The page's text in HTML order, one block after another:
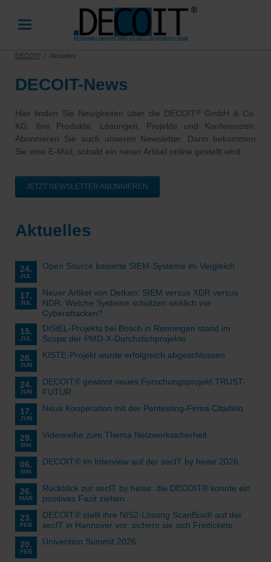
DECOIT Aktuelles
DECOIT-News
Hier finden Sie Neuigkeiten über die DECOIT ®
GmbH & Co.
KG, ihre Produkte, Lösungen, Projekte und Konferenzen.
Abonnieren Sie auch unseren Newsletter. Dann bekommen
Sie eine E-Mail, sobald ein neuer Artikel online gestellt wird.
JETZT NEWSLETTER ABONNIEREN
Aktuelles
24.
JUL
Open Source basierte SIEM-Systeme im Vergleich
17.
JUL
Neuer Artikel von Detken: SIEM versus XDR versus
NDR: Welche Systeme schützen wirklich vor
Cyberattacken?
15.
JUL
DiStEL-Projekts bei Bosch in Renningen stand im
Scope der PMD-X-Durchstichprojekte
26.
JUN
KISTE-Projekt wurde erfolgreich abgeschlossen
24.
JUN
DECOIT® gewinnt neues Forschungsprojekt TRUST-
FUTUR
17.
JUN
Neue Kooperation mit der Pentesting-Firma Citadelo
29.
MAI
Videoreihe zum Thema Netzwerksicherheit
06.
MAI
DECOIT® im Interview auf der secIT by heise 2026
26.
MÄR
Rückblick zur secIT by heise: die DECOIT® konnte ein
positives Fazit ziehen
23.
FEB
DECOIT® stellt ihre NIS2-Lösung ScanBox® auf der
secIT in Hannover vor: sichern sie sich Freitickets
20.
FEB
Univention Summit 2026